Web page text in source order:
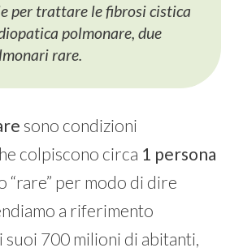
per trattare le fibrosi cistica
polmonare, due
rare.
sono condizioni
colpiscono circa 1 persona
“rare” per modo di dire
a riferimento
suoi 700 milioni di abitanti,